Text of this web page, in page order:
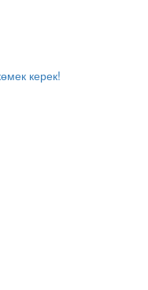
керек!